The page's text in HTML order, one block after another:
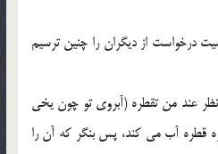
درخواست از ديگران را چنين ترسيم
عند من تقطره (آبروي تو چون يخي
قطره آب مي کند، پس بنگر که آن را